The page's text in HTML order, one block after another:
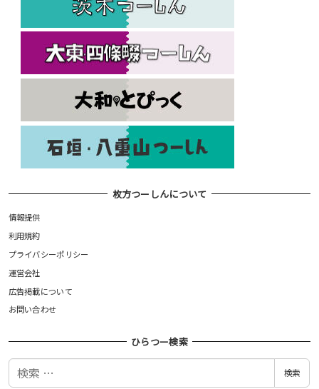
枚方つーしんについて
情報提供
利用規約
プライバシーポリシー
運営会社
広告掲載について
お問い合わせ
ひらつー検索
検
検索